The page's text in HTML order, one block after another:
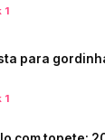
1
para
1